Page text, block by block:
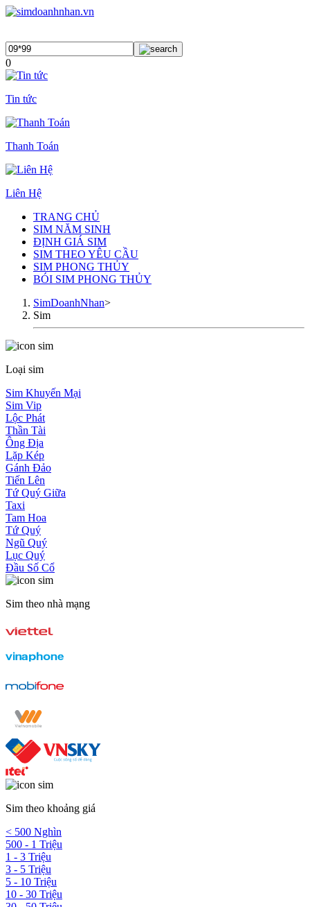
0
Tin tức
Thanh Toán
Liên Hệ
TRANG CHỦ
SIM NĂM SINH
ĐỊNH GIÁ SIM
SIM THEO YÊU CẦU
SIM PHONG THỦY
BÓI SIM PHONG THỦY
SimDoanhNhan>
Sim
Loại sim
Sim Khuyến Mại
Sim Vip
Lộc Phát
Thần Tài
Ông Địa
Lặp Kép
Gánh Đảo
Tiến Lên
Tứ Quý Giữa
Taxi
Tam Hoa
Tứ Quý
Ngũ Quý
Lục Quý
Đầu Số Cổ
Sim theo nhà mạng
Sim theo khoảng giá
< 500 Nghìn
500 - 1 Triệu
1 - 3 Triệu
3 - 5 Triệu
5 - 10 Triệu
10 - 30 Triệu